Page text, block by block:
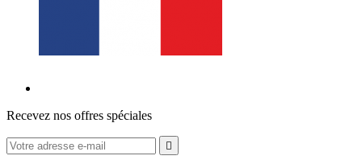
Recevez nos offres spéciales
